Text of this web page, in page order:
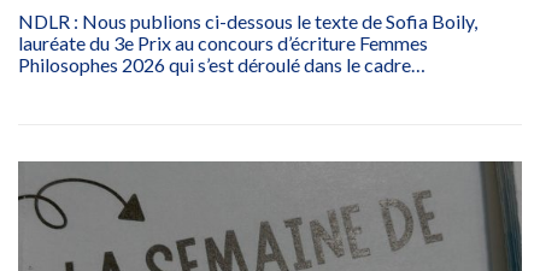
NDLR : Nous publions ci-dessous le texte de Sofia Boily,
lauréate du 3e Prix au concours d’écriture Femmes
Philosophes 2026 qui s’est déroulé dans le cadre…